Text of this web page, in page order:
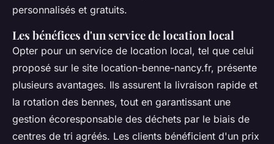
personnalisés et gratuits.
Les bénéfices d'un service de location local
Opter pour un service de location local, tel que celui
proposé sur le site location-benne-nancy.fr, présente
plusieurs avantages. Ils assurent la livraison rapide et
la rotation des bennes, tout en garantissant une
gestion écoresponsable des déchets par le biais de
centres de tri agréés. Les clients bénéficient d'un prix